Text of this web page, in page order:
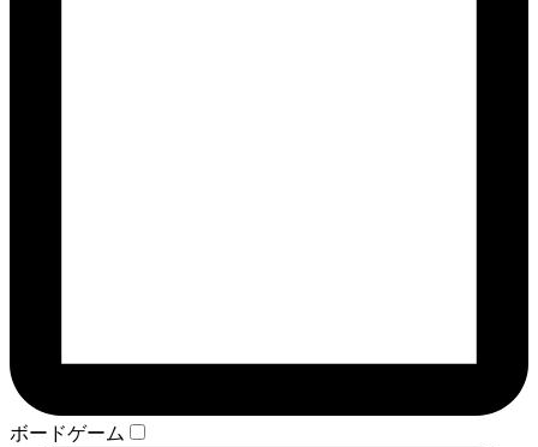
ボードゲーム